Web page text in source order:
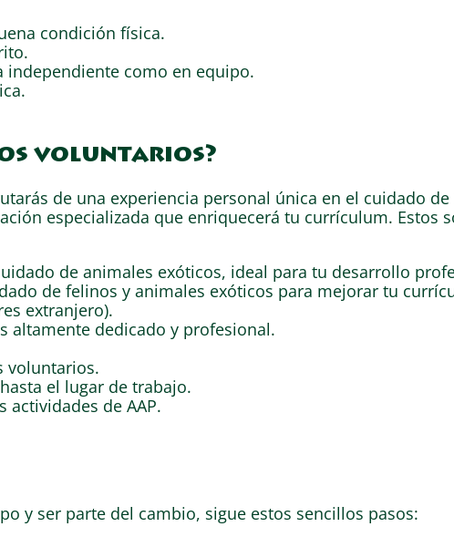
condición física.
independiente como en equipo.
voluntarios?
de una experiencia personal única en el cuidado
especializada que enriquecerá tu currículum. Estos
de animales exóticos, ideal para tu desarrollo
de felinos y animales exóticos para mejorar tu
extranjero).
altamente dedicado y profesional.
voluntarios.
el lugar de trabajo.
de AAP.
y ser parte del cambio, sigue estos sencillos pasos: